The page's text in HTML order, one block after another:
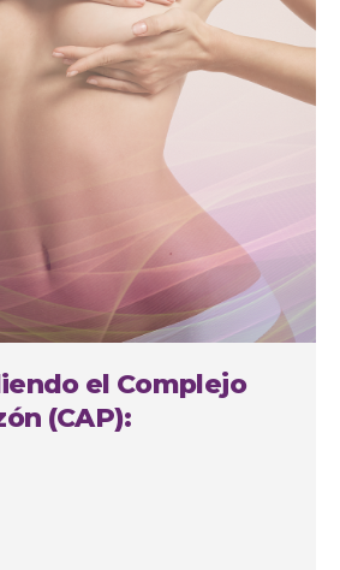
el Complejo
(CAP):
y Soluciones en